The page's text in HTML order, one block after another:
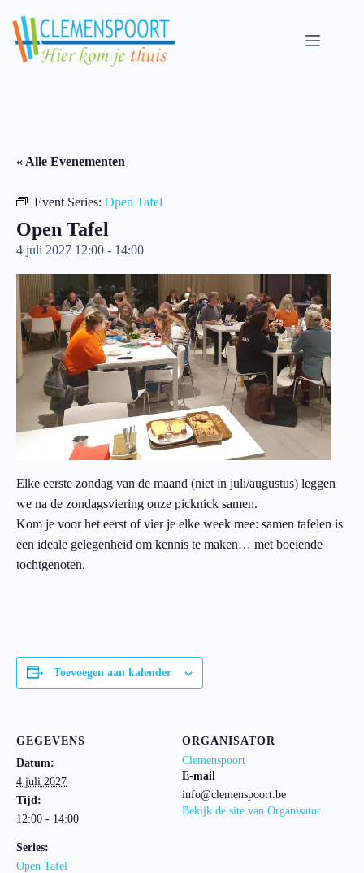
content
« Alle Evenementen
Event Series: Open Tafel
Open Tafel
4 juli 2027 12:00 - 14:00
Elke eerste zondag van de maand (niet in juli/augustus) leggen
we na de zondagsviering onze picknick samen.
Kom je voor het eerst of vier je elke week mee: samen tafelen is
een ideale gelegenheid om kennis te maken… met boeiende
tochtgenoten.
Toevoegen aan kalender
GEGEVENS
Datum:
4 juli 2027
Tijd:
12:00 - 14:00
Series:
Open Tafel
ORGANISATOR
Clemenspoort
E-mail
info@clemenspoort.be
Bekijk de site van Organisator